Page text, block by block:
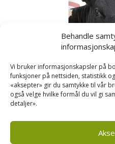
Behandle
Vi bruker informasjonskapsler på
funksjoner på nettsiden, statistikk
«aksepter» gir du samtykke til vår
også velge hvilke formål du vil gi
detaljer».Kusignal